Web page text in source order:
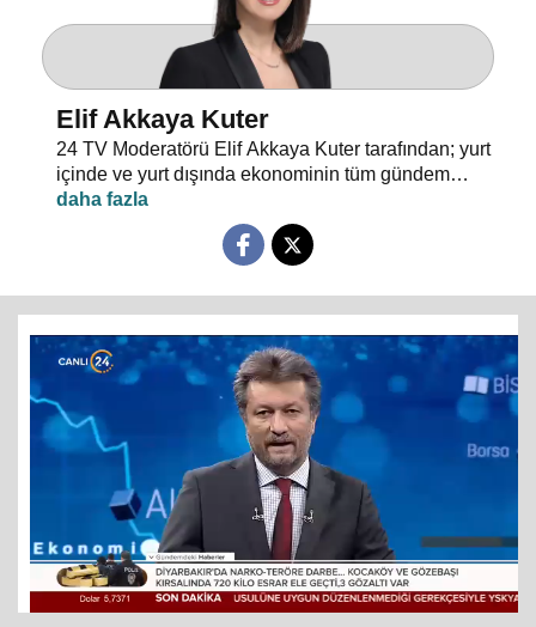
Elif Akkaya Kuter
24 TV Moderatörü Elif Akkaya Kuter tarafından; yurt
içinde ve yurt dışında ekonominin tüm gündem
maddeleri ve alanında uzman stüdyo konuklarıyla
sebep sonuç ilişkileri analiz ediliyor.